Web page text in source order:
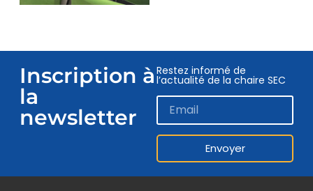
Inscription à
la
newsletter
Restez informé de
l’actualité de la chaire SEC
Envoyer